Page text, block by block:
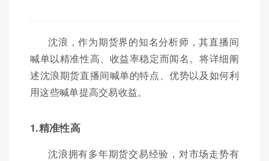
沈浪，作为期货界的知名分析师，其直播间
喊单以精准性高、收益率稳定而闻名。将详细阐
述沈浪期货直播间喊单的特点、优势以及如何利
用这些喊单提高交易收益。
1.精准性高
沈浪拥有多年期货交易经验，对市场走势有